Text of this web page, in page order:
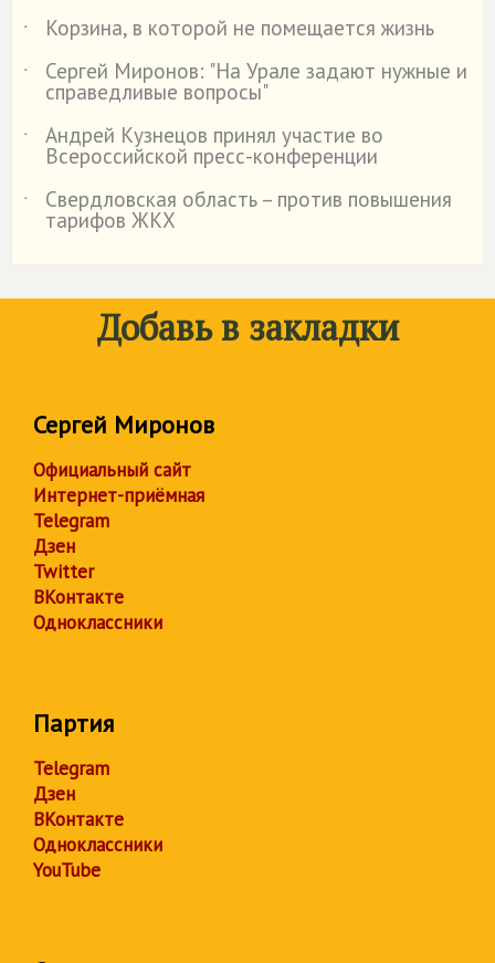
˙
Корзина, в которой не помещается жизнь
˙
Сергей Миронов: "На Урале задают нужные и
справедливые вопросы"
˙
Андрей Кузнецов принял участие во
Всероссийской пресс-конференции
˙
Свердловская область – против повышения
тарифов ЖКХ
Добавь в закладки
Сергей Миронов
Официальный сайт
Интернет-приёмная
Telegram
Дзен
Twitter
ВКонтакте
Одноклассники
Партия
Telegram
Дзен
ВКонтакте
Одноклассники
YouTube